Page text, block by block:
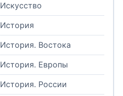
Искусство
История
История. Востока
История. Европы
История. России